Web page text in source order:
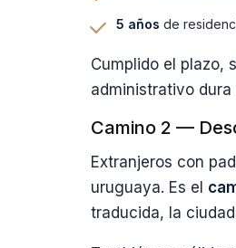
5 años de
Cumplido el plazo,
administrativo
Camino 2 —
Extranjeros con
uruguaya. Es el
traducida, la